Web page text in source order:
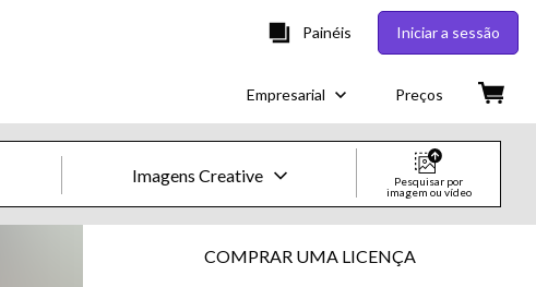
Painéis Iniciar a sessão
Empresarial Preços
Imagens Creative
Pesquisar por
imagem ou vídeo
COMPRAR UMA LICENÇA